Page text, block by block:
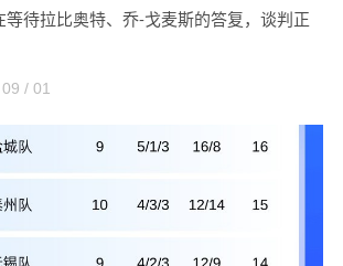
待拉比奥特、乔-戈麦斯的答复，谈判正
/ 01